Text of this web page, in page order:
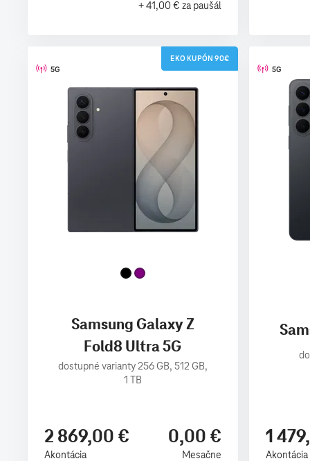
+ 41,00 € za paušál
EKO KUPÓN 90€
5G
Samsung Galaxy Z
Fold8 Ultra 5G
dostupné varianty 256 GB, 512 GB,
1 TB
2 869,00 €
Akontácia
0,00 €
Mesačne
5G
1
Akontácia